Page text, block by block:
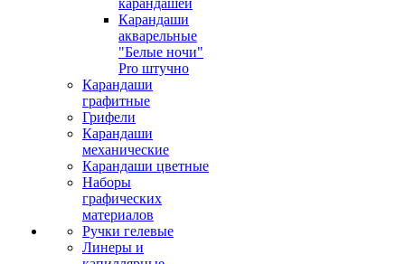
карандашей
Карандаши
акварельные
"Белые ночи"
Pro штучно
Карандаши
графитные
Грифели
Карандаши
механические
Карандаши цветные
Наборы
графических
материалов
Ручки гелевые
Линеры и